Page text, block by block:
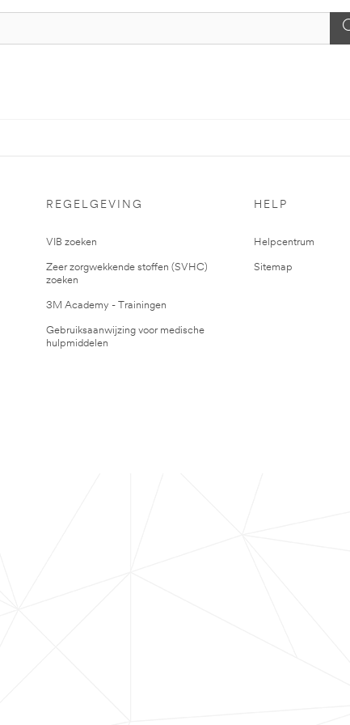
REGELGEVING
VIB zoeken
Zeer zorgwekkende stoffen (SVHC)
zoeken
3M Academy - Trainingen
Gebruiksaanwijzing voor medische
hulpmiddelen
HELP
Helpcentrum
Sitemap